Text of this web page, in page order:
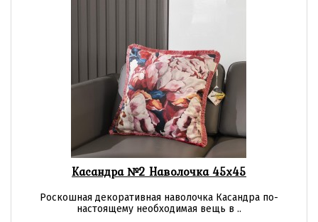
Касандра №2 Наволочка 45х45
Роскошная декоративная наволочка Касандра по-
настоящему необходимая вещь в ..